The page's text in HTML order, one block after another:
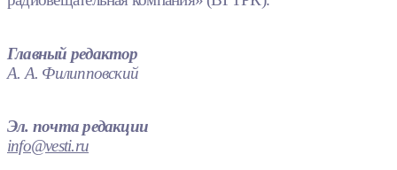
Главный редактор
А. А. Филипповский
Эл. почта редакции
info@vesti.ru